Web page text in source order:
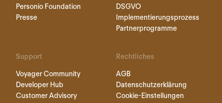
Personio Foundation
Presse
DSGVO
Implementierungsprozess
Partnerprogramme
Support
Voyager Community
Developer Hub
Customer Advisory
Rechtliches
AGB
Datenschutzerklärung
Cookie-Einstellungen